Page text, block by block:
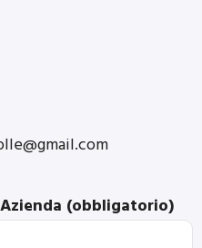
(obbligatorio)